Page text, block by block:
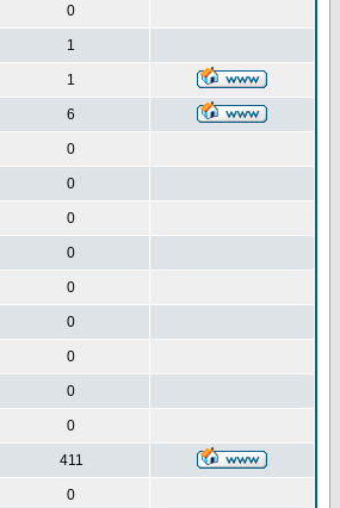
0
1
1
6
0
0
0
0
0
0
0
0
0
411
0